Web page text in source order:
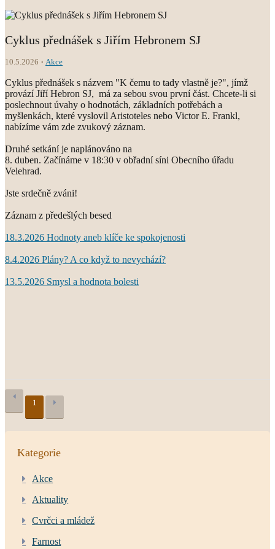
Cyklus přednášek s Jiřím Hebronem SJ
10.5.2026 Akce
Cyklus přednášek s názvem "K čemu to tady vlastně je?", jímž
provází Jiří Hebron SJ, má za sebou svou první část. Chcete-li si
poslechnout úvahy o hodnotách, základních potřebách a
myšlenkách, které vyslovil Aristoteles nebo Victor E. Frankl,
nabízíme vám zde zvukový záznam.
Druhé setkání je naplánováno na
8. duben. Začínáme v 18:30 v obřadní síni Obecního úřadu
Velehrad.
Jste srdečně zváni!
Záznam z předešlých besed
18.3.2026 Hodnoty aneb klíče ke spokojenosti
8.4.2026 Plány? A co když to nevychází?
13.5.2026 Smysl a hodnota bolesti
1
Kategorie
Akce
Aktuality
Cvrčci a mládež
Farnost